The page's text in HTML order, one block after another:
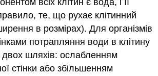
всіх клітин є вода, і її
те, що рухає клітинний
в розмірах). Для організмів
потрапляння води в клітину
шляхів: ослабленням
стінки або збільшенням